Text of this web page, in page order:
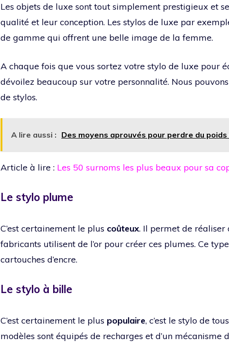
Les objets de luxe sont tout simplement prestigieux et
qualité et leur conception. Les stylos de luxe par
de gamme qui offrent une belle image de la femme.
A chaque fois que vous sortez votre stylo de luxe pour
dévoilez beaucoup sur votre personnalité. Nous
de stylos.
A lire aussi : Des moyens aprouvés pour perdre du
Article à lire : Les 50 surnoms les plus beaux pour sa
Le stylo plume
C’est certainement le plus coûteux. Il permet de réaliser
fabricants utilisent de l’or pour créer ces plumes. Ce
cartouches d’encre.
Le stylo à bille
C’est certainement le plus populaire, c’est le stylo de
modèles sont équipés de recharges et d’un mécanisme